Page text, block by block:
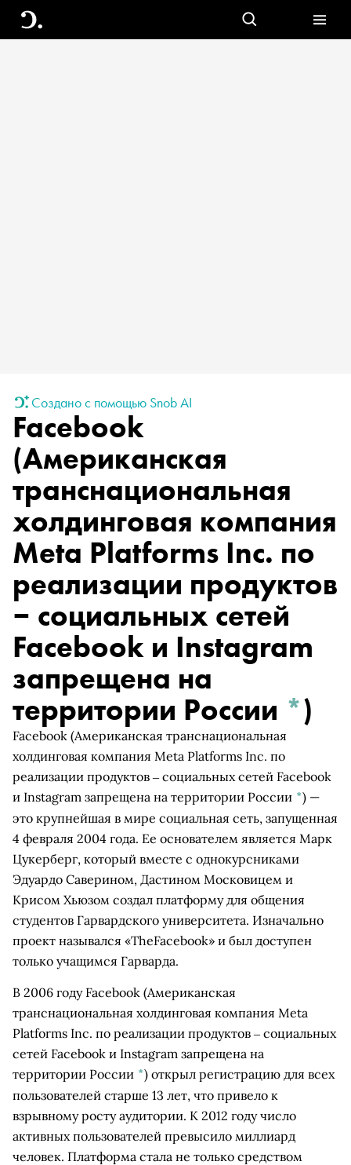
Создано с помощью Snob AI
Facebook
(Американская
транснациональная
холдинговая компания
Meta Platforms Inc. по
реализации продуктов
‒ социальных сетей
Facebook и Instagram
запрещена на
территории России *)
Facebook (Американская транснациональная
холдинговая компания Meta Platforms Inc. по
реализации продуктов ‒ социальных сетей Facebook
и Instagram запрещена на территории России *) —
это крупнейшая в мире социальная сеть, запущенная
4 февраля 2004 года. Ее основателем является Марк
Цукерберг, который вместе с однокурсниками
Эдуардо Саверином, Дастином Московицем и
Крисом Хьюзом создал платформу для общения
студентов Гарвардского университета. Изначально
проект назывался «TheFacebook» и был доступен
только учащимся Гарварда.
В 2006 годуFacebook (Американская
транснациональная холдинговая компания Meta
Platforms Inc. по реализации продуктов ‒ социальных
сетей Facebook и Instagram запрещена на
территории России *) открыл регистрацию для всех
пользователей старше 13 лет, что привело к
взрывному росту аудитории. К 2012 году число
активных пользователей превысило миллиард
человек. Платформа стала не только средством